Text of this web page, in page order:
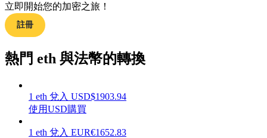
學習如何保持盈利
理財
立即開始您的加密之旅！
註冊
熱門 eth 與法幣的轉換
1 eth 兌入 USD$1903.94
使用USD購買
1 eth 兌入 EUR€1652.83